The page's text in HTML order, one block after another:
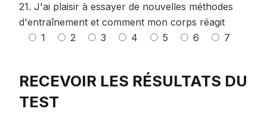
21. J'ai plaisir à essayer de nouvelles méthodes
d'entraînement et comment mon corps réagit
1
2 3 4 5 6 7
RECEVOIR LES RÉSULTATS DU
TEST